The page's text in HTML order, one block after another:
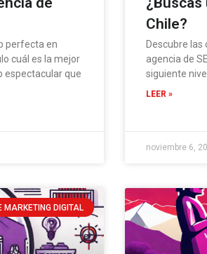
perfecta en
cuál es la mejor
espectacular que
Chile?
Descubre
agencia de
siguiente
LEER »
noviembre 6,
MARKETING DIGITAL